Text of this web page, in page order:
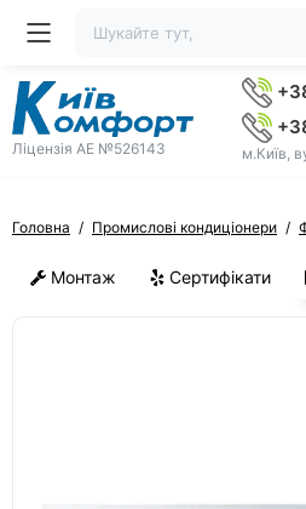
Ліцензія AE №526143 м.Київ,
Головна Промислові кондиціонери
Монтаж Сертифікати